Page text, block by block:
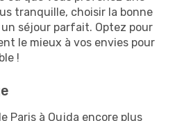
tranquille, choisir la bonne
séjour parfait. Optez pour
le mieux à vos envies pour
!
Paris à Oujda encore plus